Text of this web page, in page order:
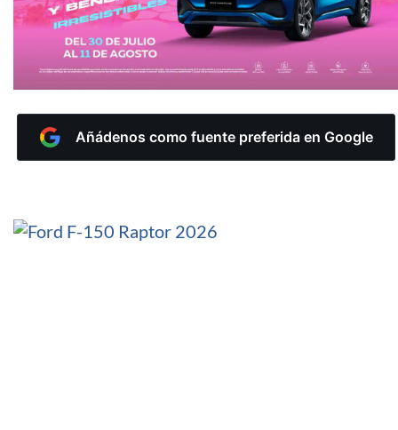
Añádenos como fuente preferida en Google